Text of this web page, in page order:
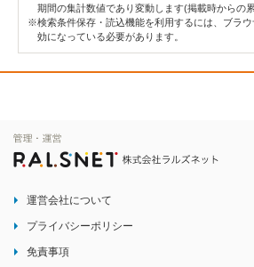
期間の集計数値であり変動します(掲載時からの
※検索条件保存・読込機能を利用するには、ブラ
効になっている必要があります。
運営会社について
プライバシーポリシー
免責事項